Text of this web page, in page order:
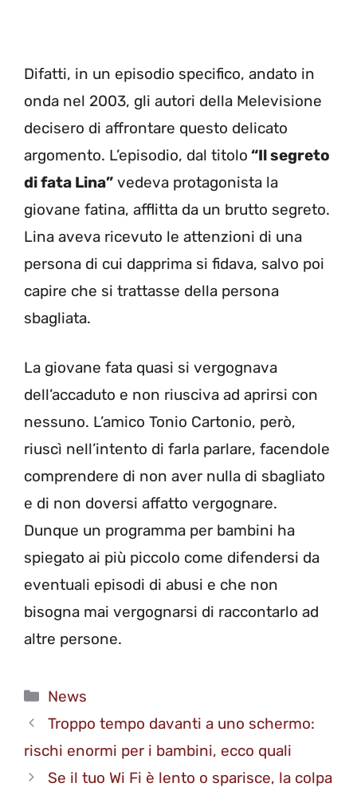
Difatti, in un episodio specifico, andato in
onda nel 2003, gli autori della Melevisione
decisero di affrontare questo delicato
argomento. L’episodio, dal titolo “Il segreto
di fata Lina” vedeva protagonista la
giovane fatina, afflitta da un brutto segreto.
Lina aveva ricevuto le attenzioni di una
persona di cui dapprima si fidava, salvo poi
capire che si trattasse della persona
sbagliata.
La giovane fata quasi si vergognava
dell’accaduto e non riusciva ad aprirsi con
nessuno. L’amico Tonio Cartonio, però,
riuscì nell’intento di farla parlare, facendole
comprendere di non aver nulla di sbagliato
e di non doversi affatto vergognare.
Dunque un programma per bambini ha
spiegato ai più piccolo come difendersi da
eventuali episodi di abusi e che non
bisogna mai vergognarsi di raccontarlo ad
altre persone.
Categorie
News
Troppo tempo davanti a uno schermo:
rischi enormi per i bambini, ecco quali
Se il tuo Wi Fi è lento o sparisce, la colpa